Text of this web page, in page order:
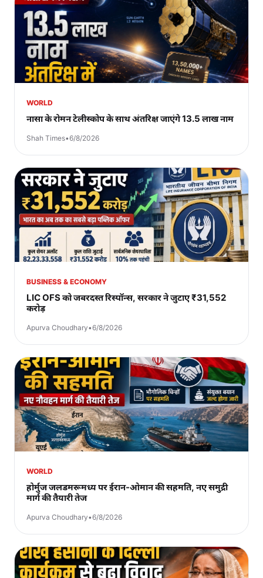
WORLD
नासा के रोमन टेलीस्कोप के साथ अंतरिक्ष जाएंगे 13.5 लाख नाम
Shah Times•6/8/2026
BUSINESS & ECONOMY
LIC OFS को जबरदस्त रिस्पॉन्स, सरकार ने जुटाए ₹31,552
करोड़
Apurva Choudhary•6/8/2026
WORLD
होर्मुज जलडमरूमध्य पर ईरान-ओमान की सहमति, नए समुद्री
मार्ग की तैयारी तेज
Apurva Choudhary•6/8/2026